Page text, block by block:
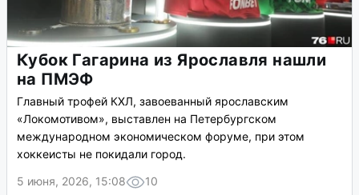
Кубок Гагарина из Ярославля нашли
на ПМЭФ
Главный трофей КХЛ, завоеванный ярославским
«Локомотивом», выставлен на Петербургском
международном экономическом форуме, при этом
хоккеисты не покидали город.
5 июня, 2026, 15:08
10